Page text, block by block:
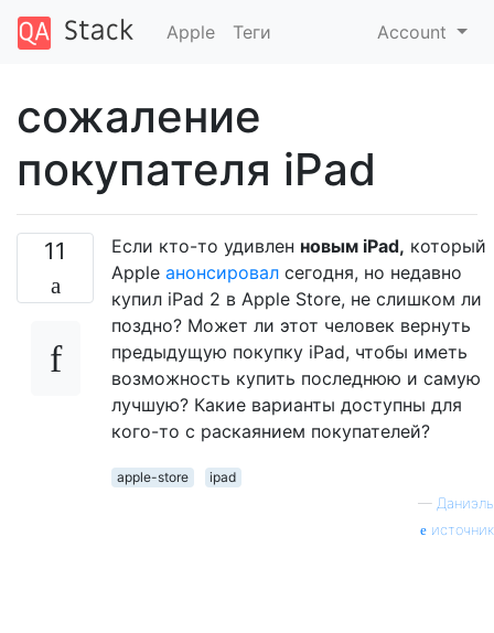
Apple Теги Account
сожаление
покупателя iPad
11 Если кто-то удивлен новым iPad, который
Apple анонсировал сегодня, но недавно
купил iPad 2 в Apple Store, не слишком ли
поздно? Может ли этот человек вернуть
предыдущую покупку iPad, чтобы иметь
возможность купить последнюю и самую
лучшую? Какие варианты доступны для
кого-то с раскаянием покупателей?
apple-store
ipad
— Даниэль
источник